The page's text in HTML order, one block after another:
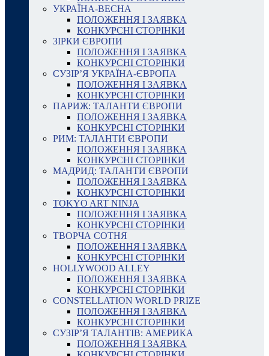
УКРАЇНА-ВЕСНА
ПОЛОЖЕННЯ І ЗАЯВКА
КОНКУРСНІ СТОРІНКИ
ЗІРКИ ЄВРОПИ
ПОЛОЖЕННЯ І ЗАЯВКА
КОНКУРСНІ СТОРІНКИ
СУЗІР’Я УКРАЇНА-ЄВРОПА
ПОЛОЖЕННЯ І ЗАЯВКА
КОНКУРСНІ СТОРІНКИ
ПАРИЖ: ТАЛАНТИ ЄВРОПИ
ПОЛОЖЕННЯ І ЗАЯВКА
КОНКУРСНІ СТОРІНКИ
РИМ: ТАЛАНТИ ЄВРОПИ
ПОЛОЖЕННЯ І ЗАЯВКА
КОНКУРСНІ СТОРІНКИ
МАДРИД: ТАЛАНТИ ЄВРОПИ
ПОЛОЖЕННЯ І ЗАЯВКА
КОНКУРСНІ СТОРІНКИ
TOKYO ART NINJA
ПОЛОЖЕННЯ І ЗАЯВКА
КОНКУРСНІ СТОРІНКИ
ТВОРЧА СОТНЯ
ПОЛОЖЕННЯ І ЗАЯВКА
КОНКУРСНІ СТОРІНКИ
HOLLYWOOD ALLEY
ПОЛОЖЕННЯ І ЗАЯВКА
КОНКУРСНІ СТОРІНКИ
CONSTELLATION WORLD PRIZE
ПОЛОЖЕННЯ І ЗАЯВКА
КОНКУРСНІ СТОРІНКИ
СУЗІР’Я ТАЛАНТІВ: АМЕРИКА
ПОЛОЖЕННЯ І ЗАЯВКА